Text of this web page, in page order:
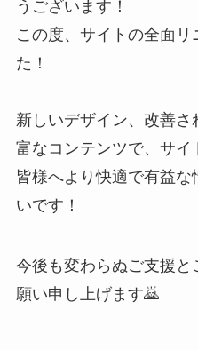
うございます！
この度、サイトの全面リ
た！
新しいデザイン、改善
富なコンテンツで、サイ
皆様へより快適で有益
いです！
今後も変わらぬご支援
願い申し上げます🙇